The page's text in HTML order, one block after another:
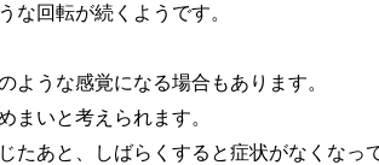
回転が続くようです。
うな感覚になる場合もあります。
いと考えられます。
あと、しばらくすると症状がなくなっ